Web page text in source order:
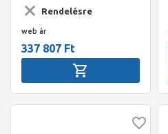
Rendelésre
web ár
337 807 Ft